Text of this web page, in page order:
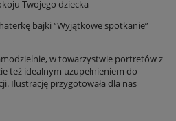
Twojego dziecka
bajki “Wyjątkowe spotkanie”
w towarzystwie portretów z
też idealnym uzupełnieniem do
Ilustrację przygotowała dla nas